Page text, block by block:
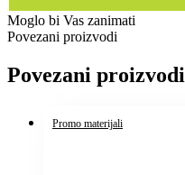
Moglo bi Vas zanimati
Povezani proizvodi
Povezani proizvodi
Promo materijali